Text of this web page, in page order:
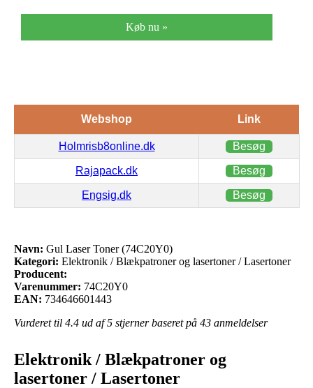
Køb nu »
Webshop Link
Holmrisb8online.dk Besøg
Rajapack.dk Besøg
Engsig.dk Besøg
Navn: Gul Laser Toner (74C20Y0)
Kategori: Elektronik / Blækpatroner og lasertoner / Lasertoner
Producent:
Varenummer: 74C20Y0
EAN: 734646601443
Vurderet til 4.4 ud af 5 stjerner baseret på 43 anmeldelser
Elektronik / Blækpatroner og
lasertoner / Lasertoner